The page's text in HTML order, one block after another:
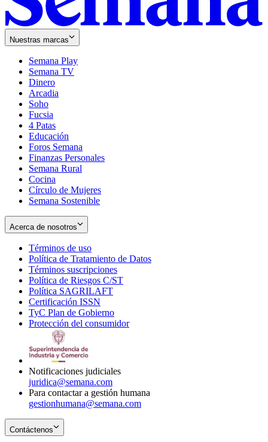
Nuestras marcas
Semana Play
Semana TV
Dinero
Arcadia
Soho
in
new
window
Fucsia
in
new
window
4 Patas
Educación
Foros Semana
Finanzas Personales
Semana Rural
Cocina
Círculo de Mujeres
Semana Sostenible
Acerca de nosotros
Términos de uso
in
new
window
Política de Tratamiento de Datos
Términos suscripciones
in
Política de Riesgos C/ST
Política SAGRILAFT
new
window
Certificación ISSN
in
new
TyC Plan de Gobierno
in
Protección del consumidorOpens
Notificaciones judiciales
juridica@semana.com
Para contactar a gestión humana
gestionhumana@semana.com
Contáctenos